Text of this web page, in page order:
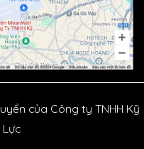
của Công ty TNHH Kỹ